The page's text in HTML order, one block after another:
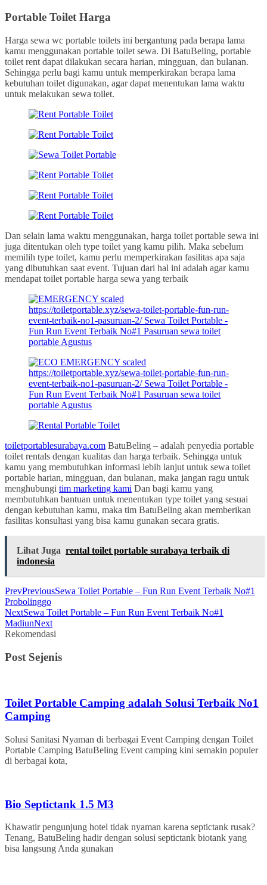
Portable Toilet Harga
Harga sewa wc portable toilets ini bergantung pada berapa lama
kamu menggunakan portable toilet sewa. Di BatuBeling, portable
toilet rent dapat dilakukan secara harian, mingguan, dan bulanan.
Sehingga perlu bagi kamu untuk memperkirakan berapa lama
kebutuhan toilet digunakan, agar dapat menentukan lama waktu
untuk melakukan sewa toilet.
Dan selain lama waktu menggunakan, harga toilet portable sewa ini
juga ditentukan oleh type toilet yang kamu pilih. Maka sebelum
memilih type toilet, kamu perlu memperkirakan fasilitas apa saja
yang dibutuhkan saat event. Tujuan dari hal ini adalah agar kamu
mendapat toilet portable harga sewa yang terbaik
toiletportablesurabaya.com BatuBeling – adalah penyedia portable
toilet rentals dengan kualitas dan harga terbaik. Sehingga untuk
kamu yang membutuhkan informasi lebih lanjut untuk sewa toilet
portable harian, mingguan, dan bulanan, maka jangan ragu untuk
menghubungi tim marketing kami Dan bagi kamu yang
membutuhkan bantuan untuk menentukan type toilet yang sesuai
dengan kebutuhan kamu, maka tim BatuBeling akan memberikan
fasilitas konsultasi yang bisa kamu gunakan secara gratis.
Lihat Juga rental toilet portable surabaya terbaik di
indonesia
PrevPreviousSewa Toilet Portable – Fun Run Event Terbaik No#1
Probolinggo
NextSewa Toilet Portable – Fun Run Event Terbaik No#1
MadiunNext
Rekomendasi
Post Sejenis
Toilet Portable Camping adalah Solusi Terbaik No1
Camping
Solusi Sanitasi Nyaman di berbagai Event Camping dengan Toilet
Portable Camping BatuBeling Event camping kini semakin populer
di berbagai kota,
Bio Septictank 1.5 M3
Khawatir pengunjung hotel tidak nyaman karena septictank rusak?
Tenang, BatuBeling hadir dengan solusi septictank biotank yang
bisa langsung Anda gunakan